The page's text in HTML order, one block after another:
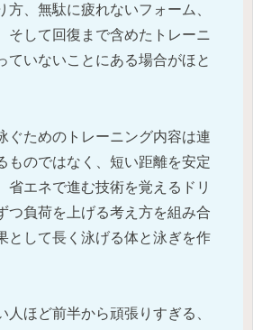
方、無駄に疲れないフォーム、
そして回復まで含めたトレーニ
ていないことにある場合がほと
ぐためのトレーニング内容は連
ものではなく、短い距離を安定
省エネで進む技術を覚えるドリ
つ負荷を上げる考え方を組み合
として長く泳げる体と泳ぎを作
人ほど前半から頑張りすぎる、